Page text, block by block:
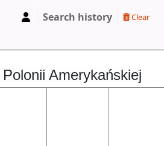
Search history Clear
Amerykańskiej